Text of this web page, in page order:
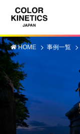
HOME 事例一覧